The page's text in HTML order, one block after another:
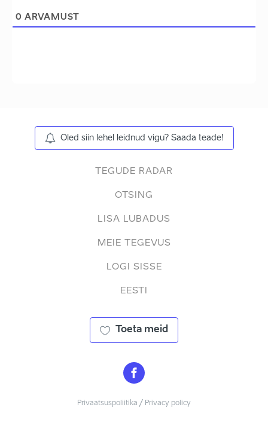
0 ARVAMUST
Oled siin lehel leidnud vigu? Saada teade!
TEGUDE RADAR
OTSING
LISA LUBADUS
MEIE TEGEVUS
LOGI SISSE
EESTI
Toeta meid
Privaatsuspoliitika / Privacy policy